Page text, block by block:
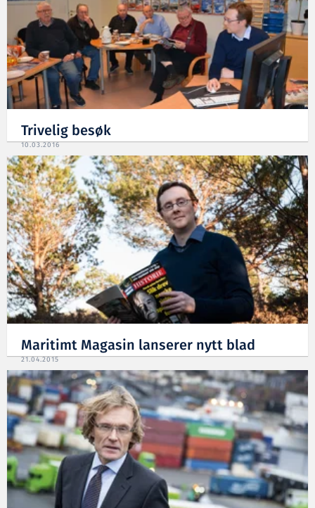
Trivelig besøk
10.03.2016
Maritimt Magasin lanserer nytt blad
21.04.2015